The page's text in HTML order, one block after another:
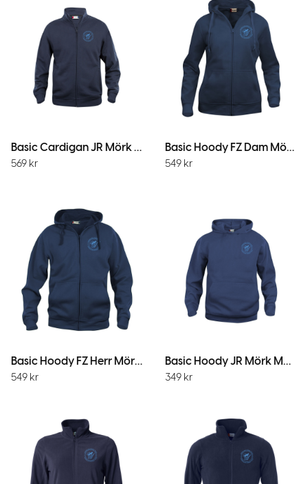
Basic Cardigan JR Mörk Marin
569 kr
Basic Hoody FZ Dam Mörk Marin
549 kr
Basic Hoody FZ Herr Mörk Marin
549 kr
Basic Hoody JR Mörk Marin
349 kr